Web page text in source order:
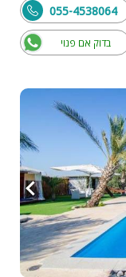
בדוק אם פנוי
055-4538064